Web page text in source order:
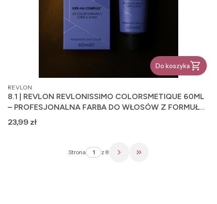
Do koszyka
PRODUCENT
REVLON
8.1 | REVLON REVLONISSIMO COLORSMETIQUE 60ML
– PROFESJONALNA FARBA DO WŁOSÓW Z FORMUŁĄ
PIELĘGNUJĄCĄ
Cena
23,99 zł
Strona z 8 Przejdź do ostatniej